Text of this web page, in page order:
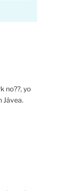
no??, yo
Jávea.